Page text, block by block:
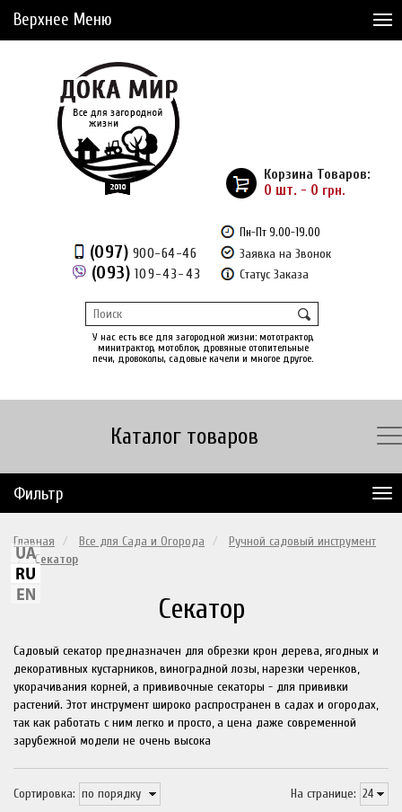
Верхнее Меню
Доставка и Оплата
Рассрочка
Доставка из Америки
Отложенные товары (0)
(097) 900-64-46
(093) 109-43-43
Пн-Пт 9.00-19.00
Заявка на Звонок
Статус Заказа
У нас есть все для загородной жизни: мототрактор,
минитрактор, мотоблок, дровяные отопительные
печи, дровоколы, садовые качели и многое другое.
Корзина Товаров:
0 шт. - 0 грн.
Каталог товаров
Фильтр
Главная Все для Сада и Огорода
Ручной садовый инструмент
Секатор
Секатор
Садовый секатор предназначен для обрезки крон дерева, ягодных и
декоративных кустарников, виноградной лозы, нарезки черенков,
укорачивания корней, а прививочные секаторы - для прививки
растений. Этот инструмент широко распространен в садах и огородах,
так как работать с ним легко и просто, а цена даже современной
зарубежной модели не очень высока
На странице:
Сортировка: